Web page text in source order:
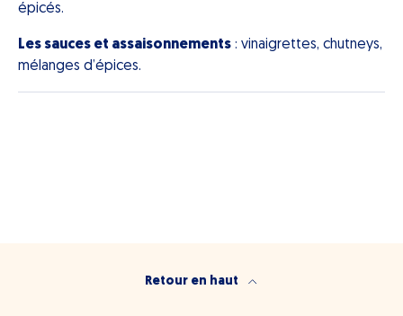
épicés.
Les sauces et assaisonnements : vinaigrettes, chutneys,
mélanges d’épices.
Retour en haut